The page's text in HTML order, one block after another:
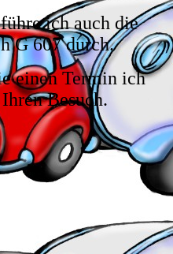
ich auch die
G 607 durch.
einen Termin ich
Besuch.